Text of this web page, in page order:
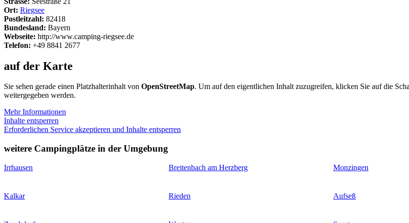
Ort: Riegsee
Postleitzahl: 82418
Bundesland: Bayern
Webseite: http://www.camping-riegsee.de
Telefon: +49 8841 2677
auf der Karte
Sie sehen gerade einen Platzhalterinhalt von OpenStreetMap. Um auf den eigentlichen Inhalt zuzugreifen, klicken Sie auf die
weitergegeben werden.
Mehr Informationen
Inhalte entsperren
Erforderlichen Service akzeptieren und Inhalte entsperren
weitere Campingplätze in der Umgebung
Irrhausen Breitenbach am Herzberg Monzingen
Kalkar Rieden Aufseß